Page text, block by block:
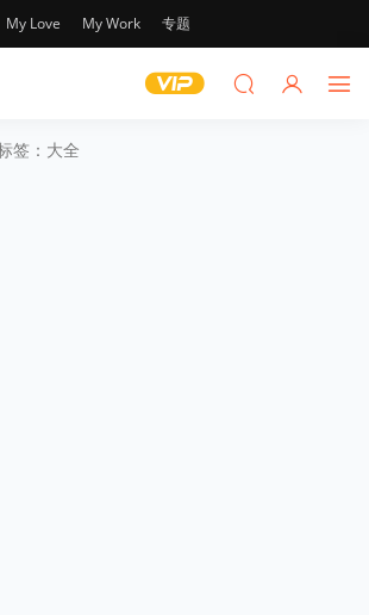
My Love My Work 专题
签：大全